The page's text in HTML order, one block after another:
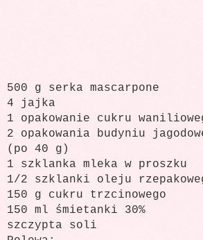
500 g serka mascarpone
4 jajka
1 opakowanie cukru
2 opakowania budyniu
(po 40 g)
1 szklanka mleka w proszku
1/2 szklanki oleju
150 g cukru trzcinowego
150 ml śmietanki 30%
szczypta soli